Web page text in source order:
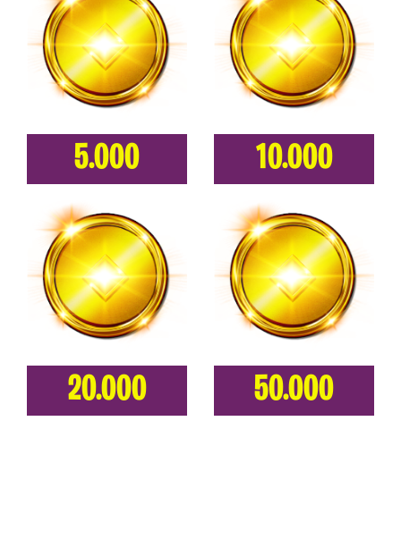
5.000 10.000
20.000 50.000